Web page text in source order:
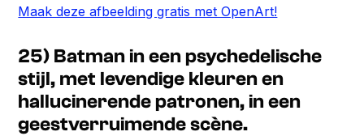
Maak deze afbeelding gratis met OpenArt!
25) Batman in een psychedelische
stijl, met levendige kleuren en
hallucinerende patronen, in een
geestverruimende scène.